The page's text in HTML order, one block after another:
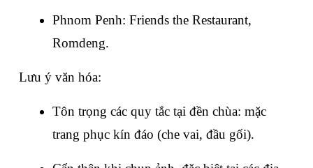
Phnom Penh: Friends the Restaurant,
Romdeng.
Lưu ý văn hóa:
Tôn trọng các quy tắc tại đền chùa: mặc
trang phục kín đáo (che vai, đầu gối).